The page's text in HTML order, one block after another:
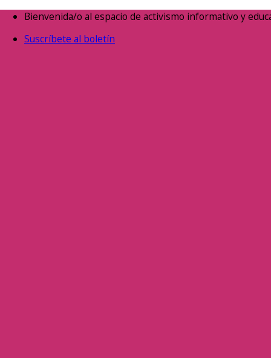
Saltar
contenido
Bienvenida/o al espacio de activismo informativo y
Suscríbete al boletín